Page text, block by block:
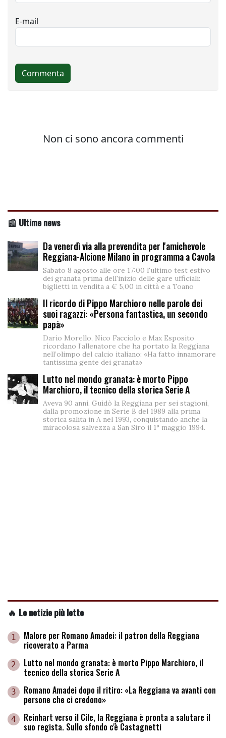
📰 Ultime news
Da venerdì via alla prevendita per l'amichevole
Reggiana-Alcione Milano in programma a Cavola
Sabato 8 agosto alle ore 17:00 l'ultimo test estivo
dei granata prima dell'inizio delle gare ufficiali:
biglietti in vendita a € 5,00 in città e a Toano
Il ricordo di Pippo Marchioro nelle parole dei
suoi ragazzi: «Persona fantastica, un secondo
papà»
Dario Morello, Nico Facciolo e Max Esposito
ricordano l’allenatore che ha portato la Reggiana
nell’olimpo del calcio italiano: «Ha fatto innamorare
tantissima gente dei granata»
Lutto nel mondo granata: è morto Pippo
Marchioro, il tecnico della storica Serie A
Aveva 90 anni. Guidò la Reggiana per sei stagioni,
dalla promozione in Serie B del 1989 alla prima
storica salita in A nel 1993, conquistando anche la
miracolosa salvezza a San Siro il 1° maggio 1994.
🔥 Le notizie più lette
1 Malore per Romano Amadei: il patron della Reggiana
ricoverato a Parma
2 Lutto nel mondo granata: è morto Pippo Marchioro, il
tecnico della storica Serie A
3 Romano Amadei dopo il ritiro: «La Reggiana va avanti con
persone che ci credono»
4 Reinhart verso il Cile, la Reggiana è pronta a salutare il
suo regista. Sullo sfondo c'è Castagnetti